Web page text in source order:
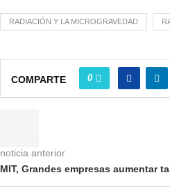
RADIACIÓN Y LA MICROGRAVEDAD
COMPARTE 0
noticia anterior
MIT, Grandes empresas aumentar